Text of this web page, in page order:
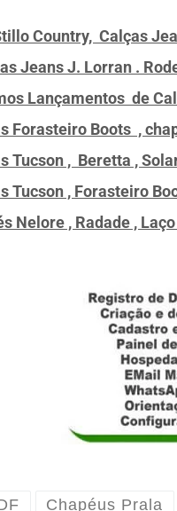
Country, Calças
Jeans J. Lorran .
Lançamentos de
Forasteiro Boots ,
Tucson , Beretta ,
Tucson , Forasteiro
Nelore , Radade ,
Chapéus Prala